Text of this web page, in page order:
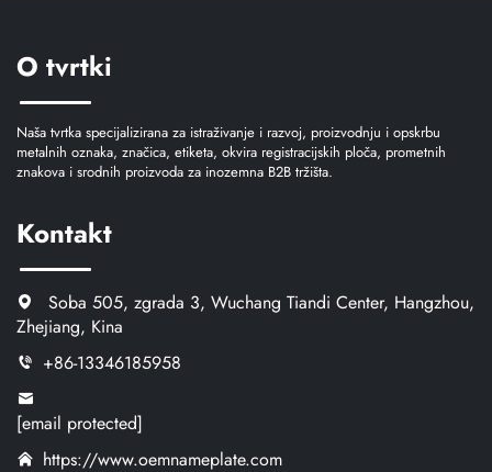
O tvrtki
Naša tvrtka specijalizirana za istraživanje i razvoj, proizvodnju i opskrbu
metalnih oznaka, značica, etiketa, okvira registracijskih ploča, prometnih
znakova i srodnih proizvoda za inozemna B2B tržišta.
Kontakt
Soba 505, zgrada 3, Wuchang Tiandi Center, Hangzhou,
Zhejiang, Kina
+86-13346185958
[email protected]
https://www.oemnameplate.com